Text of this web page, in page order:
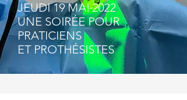
JEUDI 19 MAI 2022
UNE SOIRÉE POUR
PRATICIENS
ET PROTHÉSISTES